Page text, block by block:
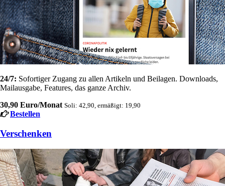
24/7: Sofortiger Zugang zu allen Artikeln und Beilagen. Downloads,
Mailausgabe, Features, das ganze Archiv.
30,90 Euro/Monat Soli: 42,90, ermäßigt: 19,90
Bestellen
Verschenken